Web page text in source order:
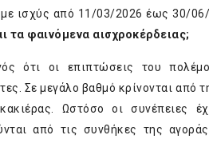
ισχύς από 11/03/2026 έως 30/06/
τα φαινόμενα αισχροκέρδειας;
ότι οι επιπτώσεις του
Σε μεγάλο βαθμό κρίνονται από
Ωστόσο οι
από τις συνθήκες της